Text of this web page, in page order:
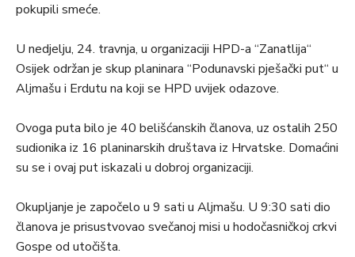
pokupili smeće.
U nedjelju, 24. travnja, u organizaciji HPD-a “Zanatlija“
Osijek održan je skup planinara “Podunavski pješački put“ u
Aljmašu i Erdutu na koji se HPD uvijek odazove.
Ovoga puta bilo je 40 belišćanskih članova, uz ostalih 250
sudionika iz 16 planinarskih društava iz Hrvatske. Domaćini
su se i ovaj put iskazali u dobroj organizaciji.
Okupljanje je započelo u 9 sati u Aljmašu. U 9:30 sati dio
članova je prisustvovao svečanoj misi u hodočasničkoj crkvi
Gospe od utočišta.